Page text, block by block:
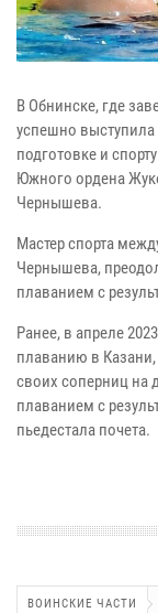
В Обнинске, где
успешно выступила
подготовке и
Южного ордена
Чернышева.
Мастер спорта
Чернышева,
плаванием с
Ранее, в апреле
плаванию в Казани,
своих соперниц на
плаванием с
пьедестала почета.
ВОИНСКИЕ ЧАСТИ